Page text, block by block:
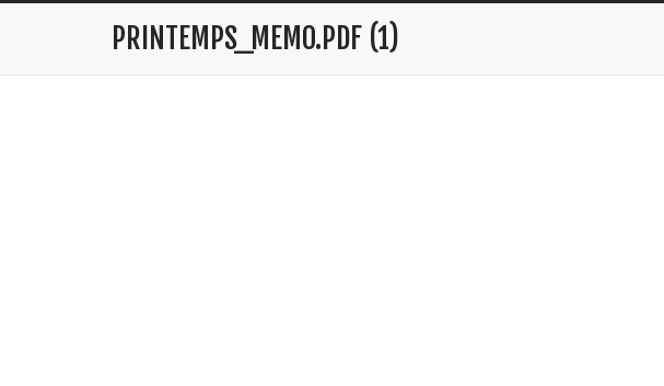
PRINTEMPS_MEMO.PDF (1)